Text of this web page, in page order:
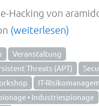
Hacking von
(weiterlesen)
Veranstaltung
Threats (APT)
IT-
• Industriespionage